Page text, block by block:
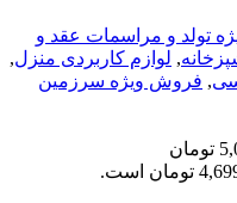
تولد و مراسمات عقد و
, لوازم کاربردی منزل,
, فروش ویژه سرزمین
قیمت اصلی 5,000,000 تومان